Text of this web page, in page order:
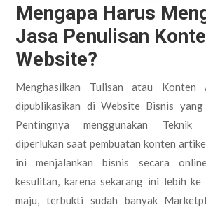
Mengapa Harus
Jasa Penulisan
Website?
Menghasilkan Tulisan atau Konten
dipublikasikan di Website Bisnis
Pentingnya menggunakan
diperlukan saat pembuatan konten
ini menjalankan bisnis secara
kesulitan, karena sekarang ini lebih
maju, terbukti sudah banyak